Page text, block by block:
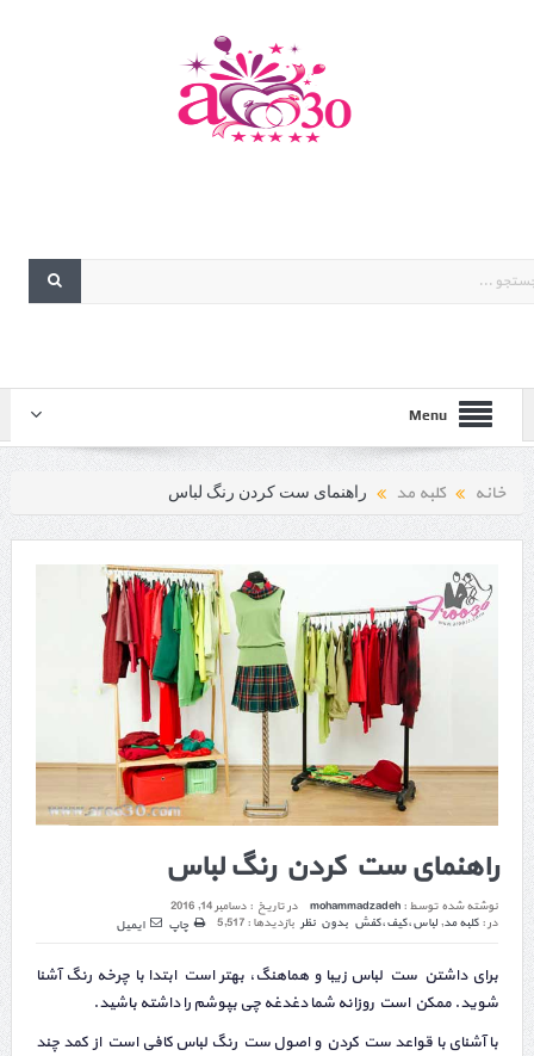
Menu
خانه کلبه مد راهنمای ست کردن رنگ لباس
راهنمای ست کردن رنگ لباس
نوشته شده توسط : mohammadzadeh در تاریخ : دسامبر 14, 2016
در : کلبه مد, لباس،کیف،کفش بدون نظر بازدیدها : 5,517 چاپ ایمیل
برای داشتن ست لباس زیبا و هماهنگ، بهتر است ابتدا با چرخه رنگ آشنا
شوید. ممکن است روزانه شما دغدغه چی بپوشم را داشته باشید.
با آشنای با قواعد ست کردن و اصول ست رنگ لباس کافی است از کمد چند